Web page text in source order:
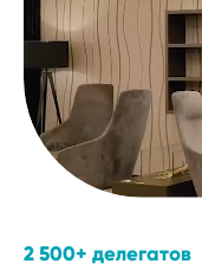
2 500+ делегатов